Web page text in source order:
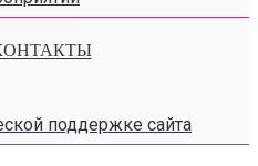
поддержке сайта